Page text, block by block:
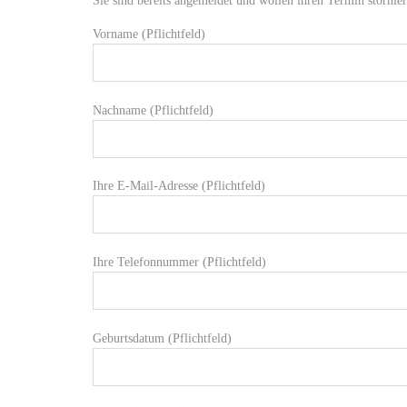
Vorname (Pflichtfeld)
Nachname (Pflichtfeld)
Ihre E-Mail-Adresse (Pflichtfeld)
Ihre Telefonnummer (Pflichtfeld)
Geburtsdatum (Pflichtfeld)